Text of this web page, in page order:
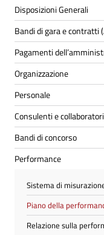
Disposizioni Generali
Bandi di gara e
Pagamenti
Organizzazione
Personale
Consulenti e collaboratori
Bandi di concorso
Performance
Sistema di
Piano della
Relazione sulla